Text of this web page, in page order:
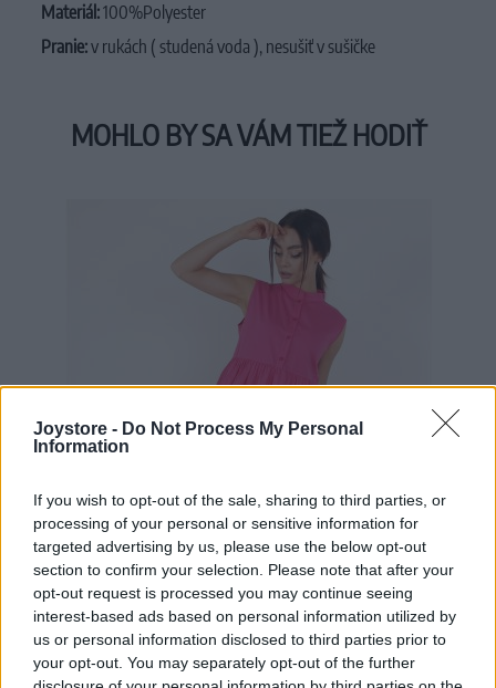
Joystore - Do Not Process My Personal
Information
If you wish to opt-out of the sale, sharing to third parties, or
processing of your personal or sensitive information for
targeted advertising by us, please use the below opt-out
section to confirm your selection. Please note that after your
opt-out request is processed you may continue seeing
interest-based ads based on personal information utilized by
us or personal information disclosed to third parties prior to
your opt-out. You may separately opt-out of the further
Materiál:100%Polyester
Pranie:v rukách ( studená voda ), nesušiť v sušičke
MOHLO BY SA VÁM TIEŽ HODIŤ
S L